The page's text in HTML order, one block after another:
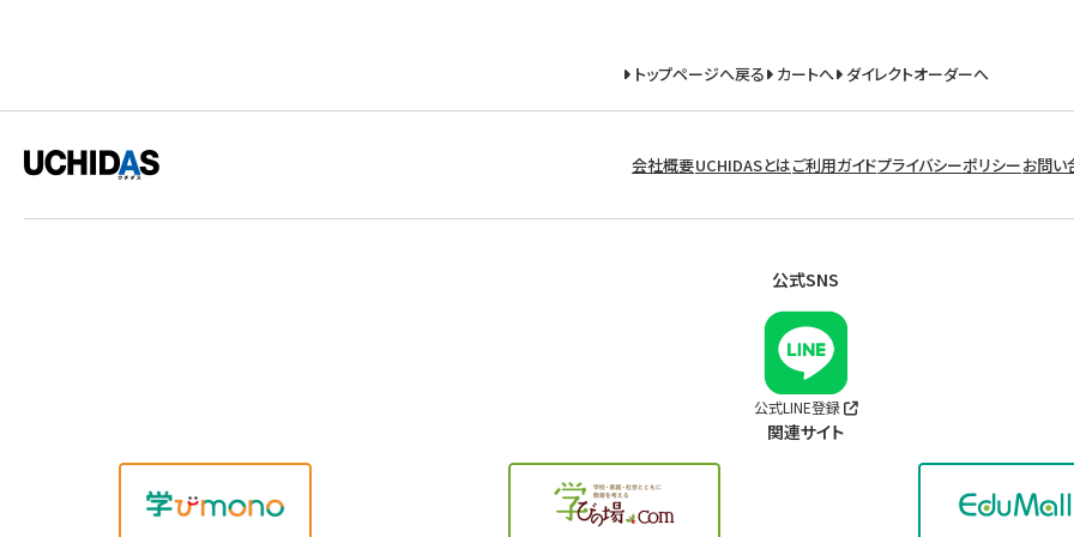
トップページへ戻る カートへ ダイレクトオーダーへ
会社概要UCHIDASとはご利用ガイドプライバシーポリシーお問い
公式SNS
公式LINE登録
関連サイト